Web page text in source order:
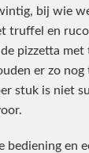
bij wie
truffel en
pizzetta
er zo
stuk is niet
en